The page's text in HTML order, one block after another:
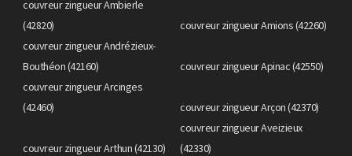
couvreur zingueur Ambierle
(42820)
couvreur zingueur Amions (42260)
couvreur zingueur Andrézieux-
Bouthéon (42160)
couvreur zingueur Apinac (42550)
couvreur zingueur Arcinges
(42460)
couvreur zingueur Arçon (42370)
couvreur zingueur Arthun (42130)
couvreur zingueur Aveizieux
(42330)